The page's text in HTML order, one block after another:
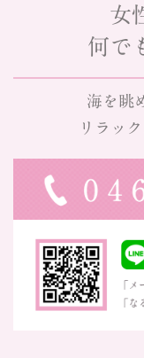
女
何で
海を眺
リラッ